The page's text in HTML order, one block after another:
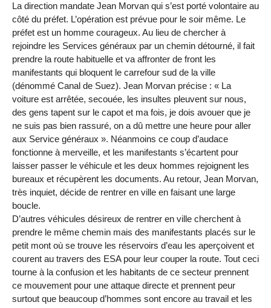
La direction mandate Jean Morvan qui s’est porté volontaire au
côté du préfet. L’opération est prévue pour le soir même. Le
préfet est un homme courageux. Au lieu de chercher à
rejoindre les Services généraux par un chemin détourné, il fait
prendre la route habituelle et va affronter de front les
manifestants qui bloquent le carrefour sud de la ville
(dénommé Canal de Suez). Jean Morvan précise : « La
voiture est arrêtée, secouée, les insultes pleuvent sur nous,
des gens tapent sur le capot et ma fois, je dois avouer que je
ne suis pas bien rassuré, on a dû mettre une heure pour aller
aux Service généraux ». Néanmoins ce coup d’audace
fonctionne à merveille, et les manifestants s’écartent pour
laisser passer le véhicule et les deux hommes rejoignent les
bureaux et récupèrent les documents. Au retour, Jean Morvan,
très inquiet, décide de rentrer en ville en faisant une large
boucle.
D’autres véhicules désireux de rentrer en ville cherchent à
prendre le même chemin mais des manifestants placés sur le
petit mont où se trouve les réservoirs d’eau les aperçoivent et
courent au travers des ESA pour leur couper la route. Tout ceci
tourne à la confusion et les habitants de ce secteur prennent
ce mouvement pour une attaque directe et prennent peur
surtout que beaucoup d’hommes sont encore au travail et les